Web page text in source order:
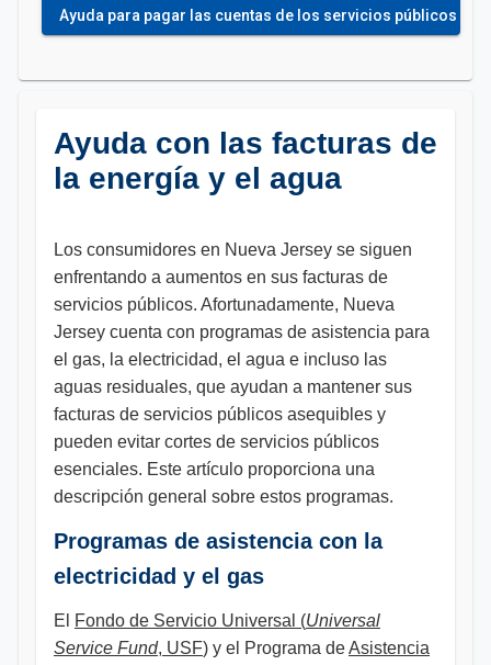
Ayuda para pagar las cuentas de los servicios públicos
Ayuda con las facturas de
la energía y el agua
Los consumidores en Nueva Jersey se siguen
enfrentando a aumentos en sus facturas de
servicios públicos. Afortunadamente, Nueva
Jersey cuenta con programas de asistencia para
el gas, la electricidad, el agua e incluso las
aguas residuales, que ayudan a mantener sus
facturas de servicios públicos asequibles y
pueden evitar cortes de servicios públicos
esenciales. Este artículo proporciona una
descripción general sobre estos programas.
Programas de asistencia con la
electricidad y el gas
El Fondo de Servicio Universal (Universal
Service Fund, USF) y el Programa deAsistencia